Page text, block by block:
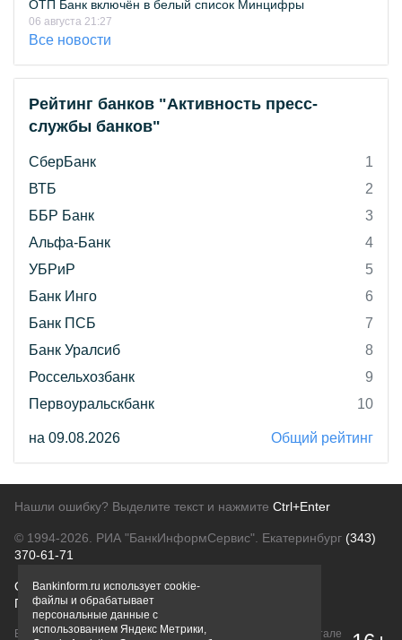
ОТП Банк включён в белый список Минцифры
06 августа 21:27
Все новости
Рейтинг банков "Активность пресс-
службы банков"
СберБанк
1
ВТБ
2
ББР Банк
3
Альфа-Банк
4
УБРиР
5
Банк Инго
6
Банк ПСБ
7
Банк Уралсиб
8
Россельхозбанк
9
Первоуральскбанк
10
на 09.08.2026 Общий рейтинг
Нашли ошибку? Выделите текст и нажмите Ctrl+Enter
© 1994-2026. РИА "БанкИнформСервис". Екатеринбург (343)
370-61-71
О проектеПолитика конфиденциальности
Правовая информацияДля рекламодателей
Вся информация о продуктах банков, размещенная на портале
Bankinform.ru использует cookie-
файлы и обрабатывает
персональные данные с
использованием Яндекс Метрики,